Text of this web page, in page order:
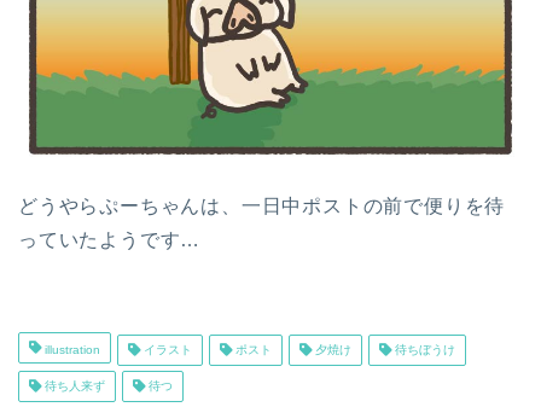
どうやらぷーちゃんは、一日中ポストの前で便りを待
っていたようです…
illustration イラスト ポスト 夕焼け 待ちぼうけ
待ち人来ず 待つ